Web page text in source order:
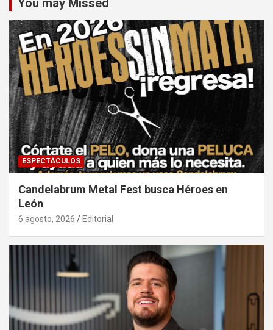
You may Missed
ESPECTÁCULOS
Candelabrum Metal Fest busca Héroes en
León
6 agosto, 2026 Editorial